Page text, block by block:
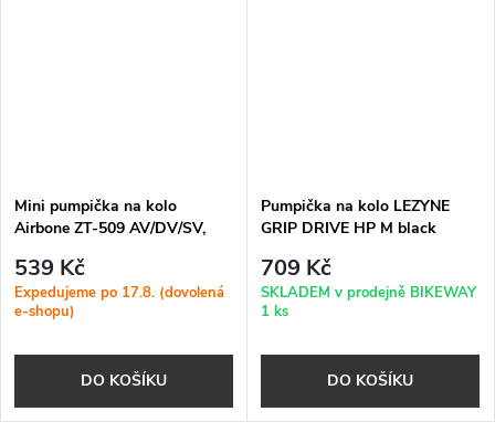
Mini pumpička na kolo
Airbone ZT-509 AV/DV/SV,
539 Kč
Expedujeme po 17.8. (dovolená
e-shopu)
DO KOŠÍKU
Pumpička na kolo LEZYNE
GRIP DRIVE HP M black
709 Kč
SKLADEM v prodejně BIKEWAY
1 ks
DO KOŠÍKU